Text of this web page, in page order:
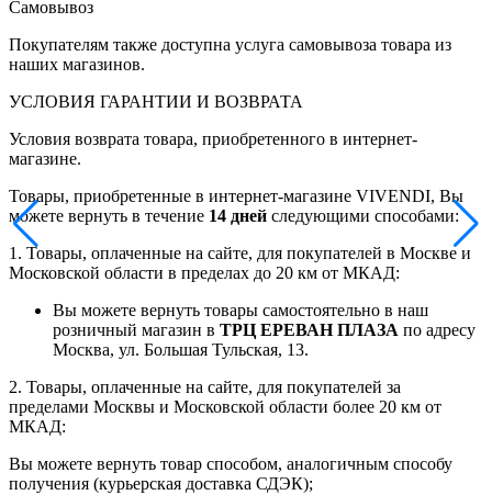
Самовывоз
Покупателям также доступна услуга самовывоза товара из
наших магазинов.
УСЛОВИЯ ГАРАНТИИ И ВОЗВРАТА
Условия возврата товара, приобретенного в интернет-
магазине.
Товары, приобретенные в интернет-магазине VIVENDI, Вы
можете вернуть в течение 14 дней следующими способами:
1. Товары, оплаченные на сайте, для покупателей в Москве и
Московской области в пределах до 20 км от МКАД:
Вы можете вернуть товары самостоятельно в наш
розничный магазин в ТРЦ ЕРЕВАН ПЛАЗА по адресу
Москва, ул. Большая Тульская, 13.
2. Товары, оплаченные на сайте, для покупателей за
пределами Москвы и Московской области более 20 км от
МКАД:
Вы можете вернуть товар способом, аналогичным способу
получения (курьерская доставка СДЭК);